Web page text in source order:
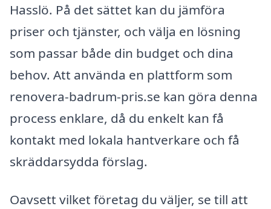
Hasslö. På det sättet kan du jämföra
priser och tjänster, och välja en lösning
som passar både din budget och dina
behov. Att använda en plattform som
renovera-badrum-pris.se kan göra denna
process enklare, då du enkelt kan få
kontakt med lokala hantverkare och få
skräddarsydda förslag.
Oavsett vilket företag du väljer, se till att